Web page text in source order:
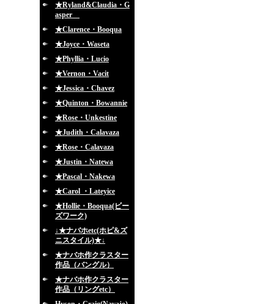
★Ryland&Claudia・G
asper
★Clarence・Booqua
★Joyce・Waseta
★Phyllia・Lucio
★Vernon・Vacit
★Jessica・Chavez
★Quinton・Bowannie
★Rose・Unkestine
★Judith・Calavaza
★Rose・Calavaza
★Justin・Natewa
★Pascal・Nakewa
★Carol ・Lateyice
★Hollie・Booqua(ビー
ズワーク)
↓★ナバホetc(ホピ&ズ
ニスタイル)★↓
★ナバホ作クラスター
作品（バングル）
★ナバホ作クラスター
作品（リングetc）